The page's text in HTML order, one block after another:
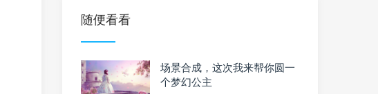
随便看看
场景合成，这次我来帮你圆一
个梦幻公主